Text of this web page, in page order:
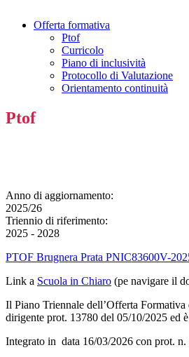
Offerta formativa
Ptof
Curricolo
Piano di inclusività
Protocollo di Valutazione
Orientamento continuità
Ptof
Anno di aggiornamento:
2025/26
Triennio di riferimento:
2025 - 2028
PTOF Brugnera Prata PNIC83600V-
Link a Scuola in Chiaro (pe navigare il
Il Piano Triennale dell’Offerta
dirigente prot. 13780 del 05/10/2025 ed
Integrato in data 16/03/2026 con prot. n.